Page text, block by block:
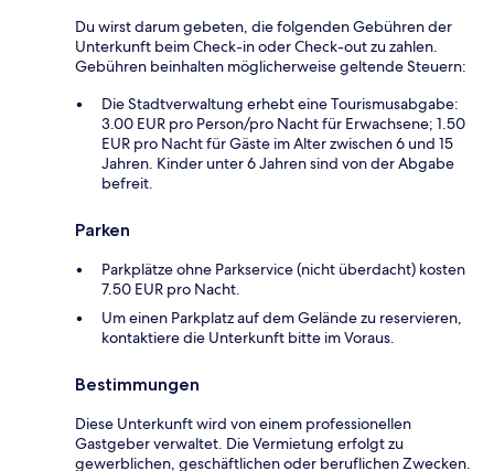
Du wirst darum gebeten, die folgenden Gebühren der
Unterkunft beim Check-in oder Check-out zu zahlen.
Gebühren beinhalten möglicherweise geltende Steuern:
Die Stadtverwaltung erhebt eine Tourismusabgabe:
3.00 EUR pro Person/pro Nacht für Erwachsene; 1.50
EUR pro Nacht für Gäste im Alter zwischen 6 und 15
Jahren. Kinder unter 6 Jahren sind von der Abgabe
befreit.
Parken
Parkplätze ohne Parkservice (nicht überdacht) kosten
7.50 EUR pro Nacht.
Um einen Parkplatz auf dem Gelände zu reservieren,
kontaktiere die Unterkunft bitte im Voraus.
Bestimmungen
Diese Unterkunft wird von einem professionellen
Gastgeber verwaltet. Die Vermietung erfolgt zu
gewerblichen, geschäftlichen oder beruflichen Zwecken.